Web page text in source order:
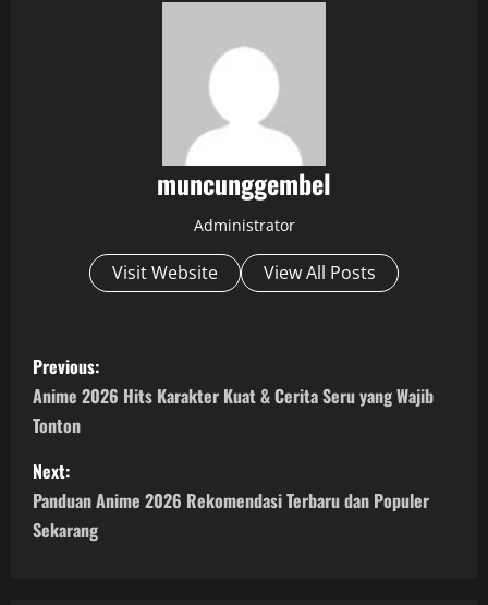
muncunggembel
Administrator
Visit Website View All Posts
P
o
s
t
n
Previous:
Anime 2026 Hits Karakter Kuat & Cerita Seru yang Wajib
Tonton
Next:
Panduan Anime 2026 Rekomendasi Terbaru dan Populer
Sekarang